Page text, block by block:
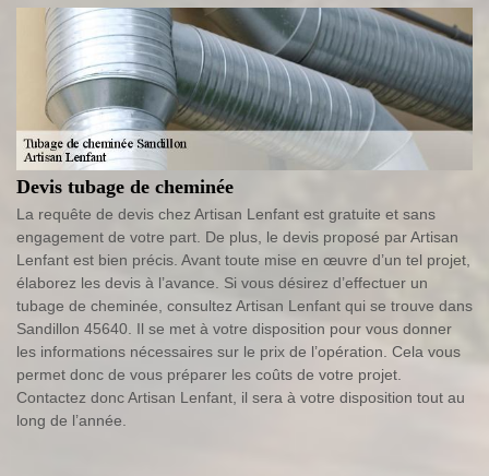
Devis tubage de cheminée
La requête de devis chez Artisan Lenfant est gratuite et sans
engagement de votre part. De plus, le devis proposé par Artisan
Lenfant est bien précis. Avant toute mise en œuvre d’un tel projet,
élaborez les devis à l’avance. Si vous désirez d’effectuer un
tubage de cheminée, consultez Artisan Lenfant qui se trouve dans
Sandillon 45640. Il se met à votre disposition pour vous donner
les informations nécessaires sur le prix de l’opération. Cela vous
permet donc de vous préparer les coûts de votre projet.
Contactez donc Artisan Lenfant, il sera à votre disposition tout au
long de l’année.